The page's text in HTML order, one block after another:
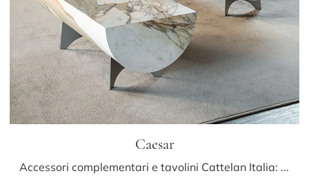
Caesar
Accessori complementari e tavolini Cattelan Italia: scopri come impreziosire i tuoi interni design con il modello Caesar.